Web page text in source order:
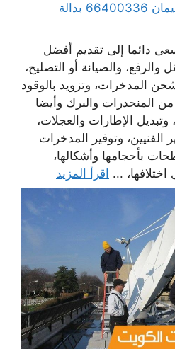
ونش كرين سطحة ام الهيمان 66400336 بدالة
دائما إلى تقديم أفضل
والصيانة أو التصليح،
المدخرات، وتزويد بالوقود
المنحدرات والبرك وأيضا
وتبديل الإطارات والعجلات،
الفنيين، وتوفير المدخرات
بأحجامها وأشكالها،
... اقرأ المزيد